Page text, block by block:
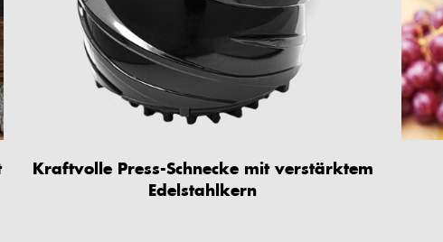
Kraftvolle Press-Schnecke mit verstärktem
Edelstahlkern